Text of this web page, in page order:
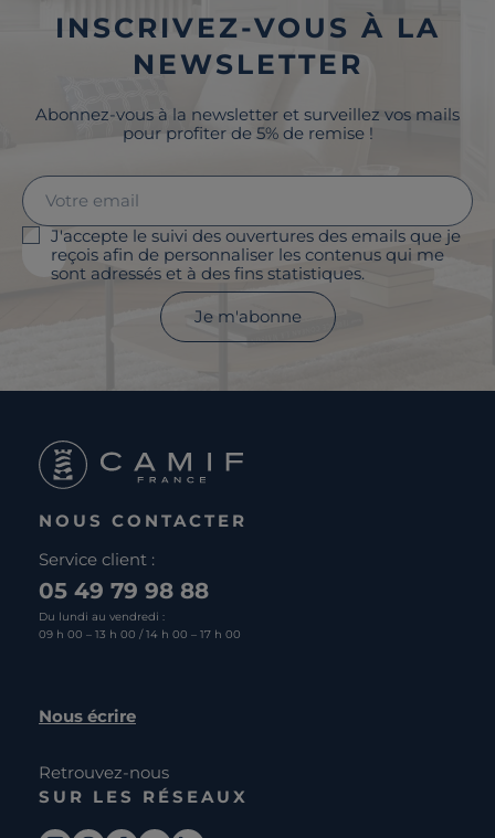
INSCRIVEZ-VOUS À LA
NEWSLETTER
Abonnez-vous à la newsletter et surveillez vos mails
pour profiter de 5% de remise !
J'accepte le suivi des ouvertures des emails que je
reçois afin de personnaliser les contenus qui me
sont adressés et à des fins statistiques.
Je m'abonne
NOUS CONTACTER
Service client :
05 49 79 98 88
Du lundi au vendredi :
09 h 00 – 13 h 00 / 14 h 00 – 17 h 00
Nous écrire
Retrouvez-nous
SUR LES RÉSEAUX